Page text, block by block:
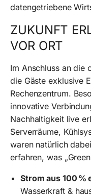
datengetriebene
ZUKUNFT
VOR ORT
Im Anschluss an die
die Gäste exklusive
Rechenzentrum.
innovative
Nachhaltigkeit live
Serverräume,
waren natürlich
erfahren, was
Strom aus 100
Wasserkraft &